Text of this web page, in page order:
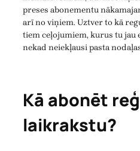
preses abonementu
arī no viņiem. Uztver to kā
tiem ceļojumiem, kurus tu jau
nekad neiekļausi pasta
Kā abonēt
laikrakstu?